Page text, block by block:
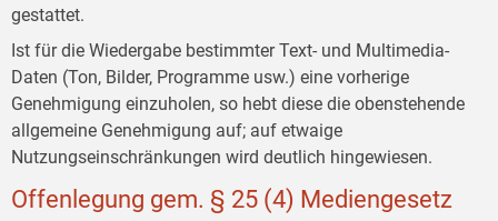
gestattet.
Ist für die Wiedergabe bestimmter Text- und Multimedia-
Daten (Ton, Bilder, Programme usw.) eine vorherige
Genehmigung einzuholen, so hebt diese die obenstehende
allgemeine Genehmigung auf; auf etwaige
Nutzungseinschränkungen wird deutlich hingewiesen.
Offenlegung gem. § 25 (4) Mediengesetz